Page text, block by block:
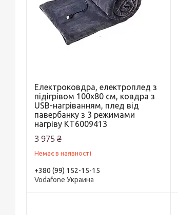
Електроковдра, електроплед з
підігрівом 100х80 см, ковдра з
USB-нагріванням, плед від
павербанку з 3 режимами
нагріву KT6009413
3 975 ₴
Немає в наявності
+380 (99) 152-15-15
Vodafone Украина